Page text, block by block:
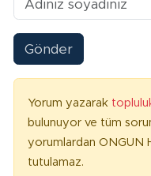
Gönder
Yorum yazarak
bulunuyor ve tüm
yorumlardan ONGUN
tutulamaz.